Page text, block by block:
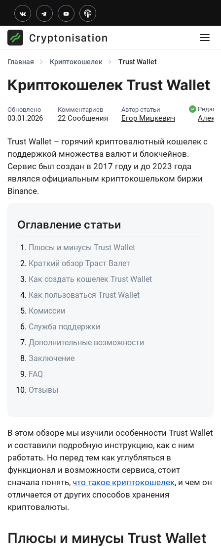
Главная Криптокошелек Trust Wallet
Криптокошелек Trust Wallet
Обновлено
03.01.2026
Комментариев
22 Сообщения
Автор статьи
Егор Мицкевич
Trust Wallet – горячий криптовалютный кошелек с
поддержкой множества валют и блокчейнов.
Сервис был создан в 2017 году и до 2023 года
являлся официальным криптокошельком биржи
Binance.
Оглавление статьи
Плюсы и минусы Trust Wallet
Краткий обзор Траст Валет
Как создать кошелек Trust Wallet
Как пользоваться Trust Wallet
Комиссии
Служба поддержки
Дополнительные возможности
Заключение
FAQ
Отзывы
В этом обзоре мы изучили особенности Trust Wallet
и составили подробную инструкцию, как с ним
работать. Но перед тем как углубляться в
функционал и возможности сервиса, стоит
сначала понять, что такое криптокошелек, и чем он
отличается от других способов хранения
криптовалюты.
Плюсы и минусы Trust Wallet